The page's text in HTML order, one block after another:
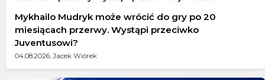
Mykhailo Mudryk może wrócić do gry po 20
miesiącach przerwy. Wystąpi przeciwko
Juventusowi?
04.08.2026; Jacek Wiórek